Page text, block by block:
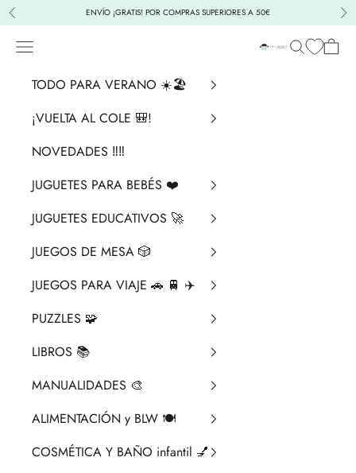
Ir al contenido
Anterior ENVÍO ¡GRATIS! POR COMPRAS SUPERIORES A 50€
La Chata
Menú BuscarCesta
TODO PARA VERANO ☀️🏖️
¡VUELTA AL COLE 🎒!
NOVEDADES ‼️​‼️​
JUGUETES PARA BEBÉS ❤️​
JUGUETES EDUCATIVOS 🚀
JUEGOS DE MESA 🎲
JUEGOS PARA VIAJE 🚗 🚆 ✈️
PUZZLES 🧩
LIBROS 📚​
MANUALIDADES 🎨​
ALIMENTACIÓN y BLW 🍽️
COSMÉTICA Y BAÑO infantil 💅